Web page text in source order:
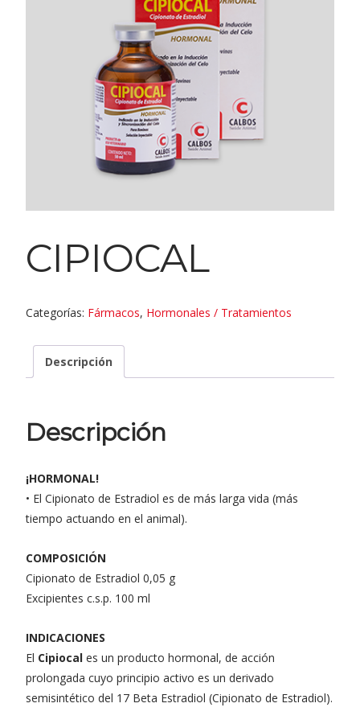
CIPIOCAL
Categorías: Fármacos, Hormonales / Tratamientos
Descripción
Descripción
¡HORMONAL!
• El Cipionato de Estradiol es de más larga vida (más
tiempo actuando en el animal).
COMPOSICIÓN
Cipionato de Estradiol 0,05 g
Excipientes c.s.p. 100 ml
INDICACIONES
El Cipiocal es un producto hormonal, de acción
prolongada cuyo principio activo es un derivado
semisintético del 17 Beta Estradiol (Cipionato de Estradiol).